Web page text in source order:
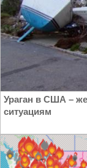
Ураган в США –
ситуациям